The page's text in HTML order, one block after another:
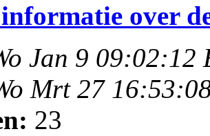
over
Jan 9 09:02:12
Mrt 27
23